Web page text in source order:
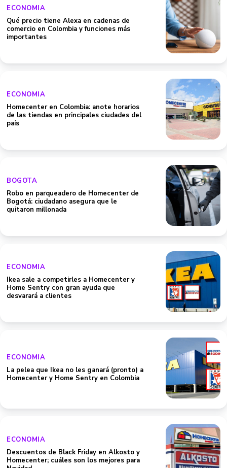
ECONOMIA
Qué precio tiene Alexa en cadenas de
comercio en Colombia y funciones más
importantes
ECONOMIA
Homecenter en Colombia: anote horarios
de las tiendas en principales ciudades del
país
BOGOTA
Robo en parqueadero de Homecenter de
Bogotá: ciudadano asegura que le
quitaron millonada
ECONOMIA
Ikea sale a competirles a Homecenter y
Home Sentry con gran ayuda que
desvarará a clientes
ECONOMIA
La pelea que Ikea no les ganará (pronto) a
Homecenter y Home Sentry en Colombia
ECONOMIA
Descuentos de Black Friday en Alkosto y
Homecenter; cuáles son los mejores para